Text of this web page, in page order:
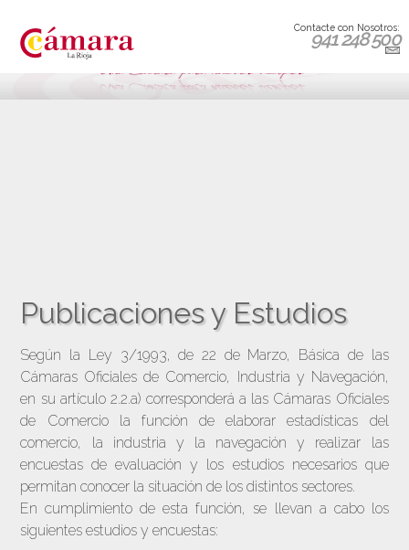
Contacte con Nosotros:
941 248 500
Publicaciones y Estudios
Según la Ley 3/1993, de 22 de Marzo, Básica de las
Cámaras Oficiales de Comercio, Industria y Navegación,
en su artículo 2.2.a) corresponderá a las Cámaras Oficiales
de Comercio la función de elaborar estadísticas del
comercio, la industria y la navegación y realizar las
encuestas de evaluación y los estudios necesarios que
permitan conocer la situación de los distintos sectores.
En cumplimiento de esta función, se llevan a cabo los
siguientes estudios y encuestas: